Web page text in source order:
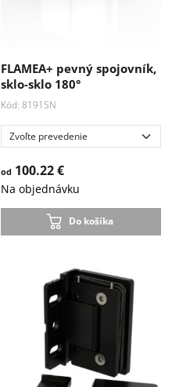
FLAMEA+ pevný spojovník,
sklo-sklo 180°
Kód: 8191SN
od 100.22 €
Na objednávku
Do košíka